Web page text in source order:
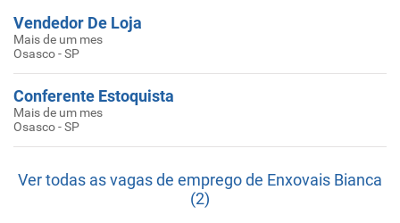
Vendedor De Loja
Mais de um mes
Osasco - SP
Conferente Estoquista
Mais de um mes
Osasco - SP
Ver todas as vagas de emprego de Enxovais Bianca
(2)